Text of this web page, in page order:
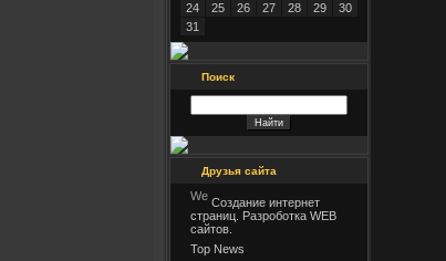
24
25 26 27 28 29
30
31
Поиск
Друзья сайта
Создание интернет
страниц. Разроботка WEB
сайтов.
Top News